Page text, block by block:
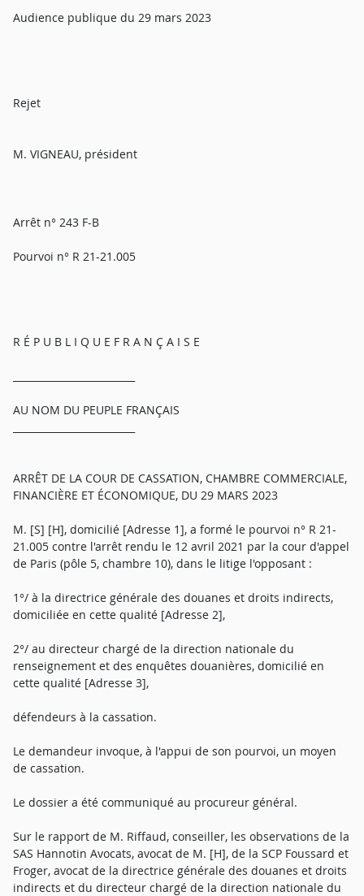
Audience publique du 29 mars 2023
Rejet
M. VIGNEAU, président
Arrêt n° 243 F-B
Pourvoi n° R 21-21.005
R É P U B L I Q U E F R A N Ç A I S E
AU NOM DU PEUPLE FRANÇAIS
ARRÊT DE LA COUR DE CASSATION, CHAMBRE COMMERCIALE,
FINANCIÈRE ET ÉCONOMIQUE, DU 29 MARS 2023
M. [S] [H], domicilié [Adresse 1], a formé le pourvoi n° R 21-
21.005 contre l'arrêt rendu le 12 avril 2021 par la cour d'appel
de Paris (pôle 5, chambre 10), dans le litige l'opposant :
1°/ à la directrice générale des douanes et droits indirects,
domiciliée en cette qualité [Adresse 2],
2°/ au directeur chargé de la direction nationale du
renseignement et des enquêtes douanières, domicilié en
cette qualité [Adresse 3],
défendeurs à la cassation.
Le demandeur invoque, à l'appui de son pourvoi, un moyen
de cassation.
Le dossier a été communiqué au procureur général.
Sur le rapport de M. Riffaud, conseiller, les observations de la
SAS Hannotin Avocats, avocat de M. [H], de la SCP Foussard et
Froger, avocat de la directrice générale des douanes et droits
indirects et du directeur chargé de la direction nationale du